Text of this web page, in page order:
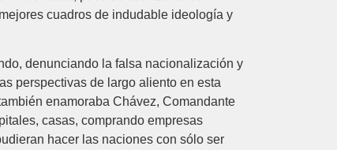
cuadros de indudable ideología y
denunciando la falsa nacionalización y
perspectivas de largo aliento en esta
enamoraba Chávez, Comandante
casas, comprando empresas
hacer las naciones con sólo ser